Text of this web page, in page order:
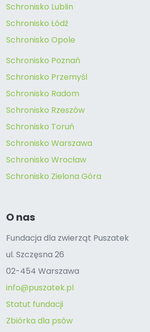
Schronisko Lublin
Schronisko Łódź
Schronisko Opole
Schronisko Poznań
Schronisko Przemyśl
Schronisko Radom
Schronisko Rzeszów
Schronisko Toruń
Schronisko Warszawa
Schronisko Wrocław
Schronisko Zielona Góra
O nas
Fundacja dla zwierząt Puszatek
ul. Szczęsna 26
02-454 Warszawa
info@puszatek.pl
Statut fundacji
Zbiórka dla psów